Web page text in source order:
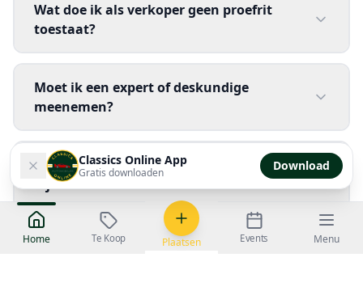
Classics Online App
Gratis downloaden Download
Wat doe ik als verkoper geen proefrit
toestaat?
Moet ik een expert of deskundige
meenemen?
Welke documenten zijn verplicht aanwezig
bij een oldtimer?
Home Te Koop Plaatsen Events Menu